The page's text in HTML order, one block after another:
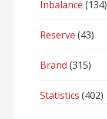
Inbalance (134)
Reserve (43)
Brand (315)
Statistics (402)